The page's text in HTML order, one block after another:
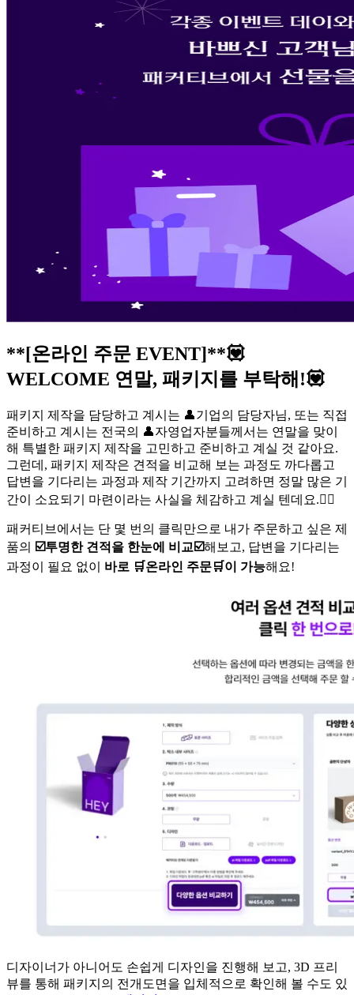
**[온라인 주문 EVENT]**💟
WELCOME 연말, 패키지를 부탁해!💟
패키지 제작을 담당하고 계시는 👤기업의 담당자님, 또는 직접
준비하고 계시는 전국의 👤자영업자분들께서는 연말을 맞이
해 특별한 패키지 제작을 고민하고 준비하고 계실 것 같아요.
그런데, 패키지 제작은 견적을 비교해 보는 과정도 까다롭고
답변을 기다리는 과정과 제작 기간까지 고려하면 정말 많은 기
간이 소요되기 마련이라는 사실을 체감하고 계실 텐데요.😶‍🌫️
패커티브에서는 단 몇 번의 클릭만으로 내가 주문하고 싶은 제
품의 ☑️투명한 견적을 한눈에 비교☑️해보고, 답변을 기다리는
과정이 필요 없이 바로 🛒온라인 주문🛒이 가능해요!
디자이너가 아니어도 손쉽게 디자인을 진행해 보고, 3D 프리
뷰를 통해 패키지의 전개도면을 입체적으로 확인해 볼 수도 있